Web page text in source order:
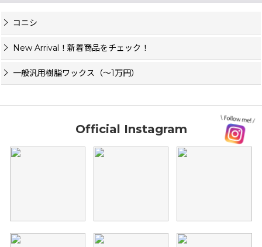
コニシ
New Arrival！新着商品をチェック！
一般汎用樹脂ワックス（〜1万円）
Official Instagram